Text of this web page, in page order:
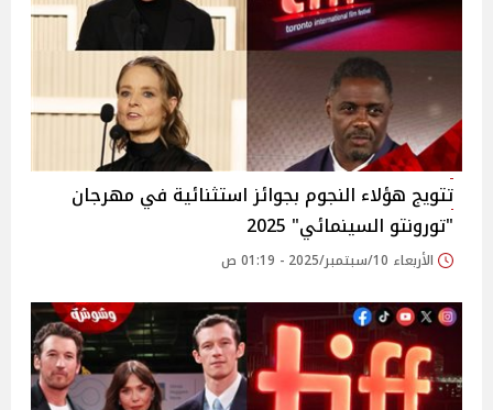
تتويج هؤلاء النجوم بجوائز استثنائية في مهرجان
"تورونتو السينمائي" 2025
الأربعاء 10/سبتمبر/2025 - 01:19 ص